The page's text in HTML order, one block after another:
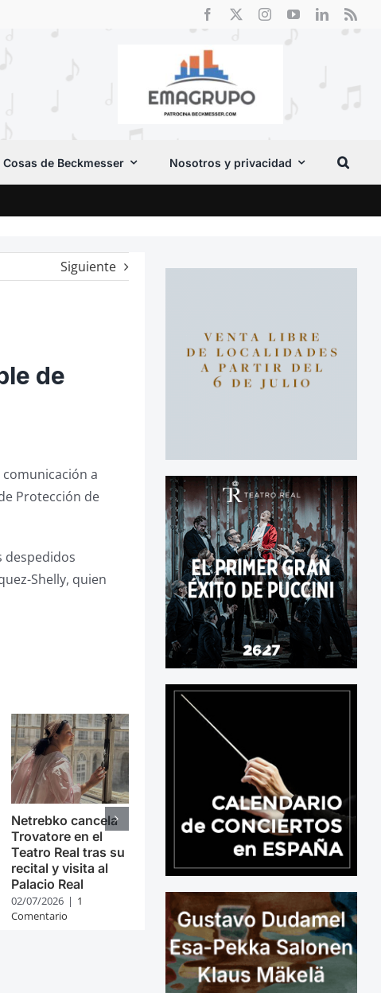
Cosas de Beckmesser Nosotros y privacidad
Siguiente
de
a
Protección de
despedidos
Shelly, quien
Netrebko cancela
Trovatore en el
Teatro Real tras su
recital y visita al
Palacio Real
02/07/2026 | 1
Comentario